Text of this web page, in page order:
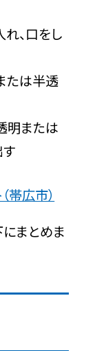
、口をし
たは半透
明または
帯広市）
まとめま